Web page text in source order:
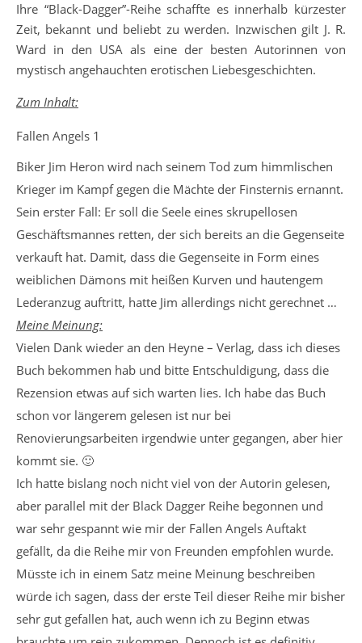
Ihre “Black-Dagger”-Reihe schaffte es innerhalb kürzester
Zeit, bekannt und beliebt zu werden. Inzwischen gilt J. R.
Ward in den USA als eine der besten Autorinnen von
mystisch angehauchten erotischen Liebesgeschichten.
Zum Inhalt:
Fallen Angels 1
Biker Jim Heron wird nach seinem Tod zum himmlischen
Krieger im Kampf gegen die Mächte der Finsternis ernannt.
Sein erster Fall: Er soll die Seele eines skrupellosen
Geschäftsmannes retten, der sich bereits an die Gegenseite
verkauft hat. Damit, dass die Gegenseite in Form eines
weiblichen Dämons mit heißen Kurven und hautengem
Lederanzug auftritt, hatte Jim allerdings nicht gerechnet …
Meine Meinung:
Vielen Dank wieder an den Heyne – Verlag, dass ich dieses
Buch bekommen hab und bitte Entschuldigung, dass die
Rezension etwas auf sich warten lies. Ich habe das Buch
schon vor längerem gelesen ist nur bei
Renovierungsarbeiten irgendwie unter gegangen, aber hier
kommt sie. 🙂
Ich hatte bislang noch nicht viel von der Autorin gelesen,
aber parallel mit der Black Dagger Reihe begonnen und
war sehr gespannt wie mir der Fallen Angels Auftakt
gefällt, da die Reihe mir von Freunden empfohlen wurde.
Müsste ich in einem Satz meine Meinung beschreiben
würde ich sagen, dass der erste Teil dieser Reihe mir bisher
sehr gut gefallen hat, auch wenn ich zu Beginn etwas